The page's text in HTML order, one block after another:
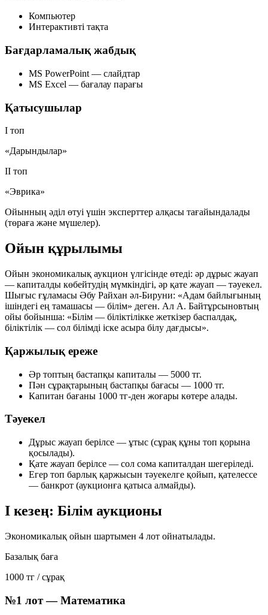
Компьютер
Интерактивті тақта
Бағдарламалық жабдық
MS PowerPoint — слайдтар
MS Excel — бағалау парағы
Қатысушылар
I топ
«Дарындылар»
II топ
«Эврика»
Ойынның әділ өтуі үшін эксперттер алқасы тағайындалады
(төраға және мүшелер).
Ойын құрылымы
Ойын экономикалық аукцион үлгісінде өтеді: әр дұрыс жауап
— капиталды көбейтудің мүмкіндігі, әр қате жауап — тәуекел.
Шығыс ғұламасы Әбу Райхан әл-Бируни: «Адам байлығының
ішіндегі ең тамашасы — білім» деген. Ал А. Байтұрсыновтың
ойы бойынша: «Білім — біліктілікке жеткізер баспалдақ,
біліктілік — сол білімді іске асыра білу дағдысы».
Қаржылық ереже
Әр топтың бастапқы капиталы — 5000 тг.
Пән сұрақтарының бастапқы бағасы — 1000 тг.
Капитан бағаны 1000 тг-ден жоғары көтере алады.
Тәуекел
Дұрыс жауап берілсе — ұтыс (сұрақ құны топ қорына
қосылады).
Қате жауап берілсе — сол сома капиталдан шегеріледі.
Егер топ барлық қаржысын тәуекелге қойып, қателессе
— банкрот (аукционға қатыса алмайды).
I кезең: Білім аукционы
Экономикалық ойын шартымен 4 лот ойнатылады.
Базалық баға
1000 тг / сұрақ
№1 лот — Математика